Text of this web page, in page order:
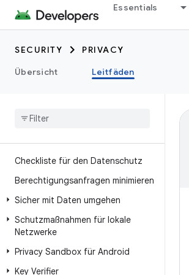
Essentials
SECURITY
PRIVACY
Übersicht
Leitfäden
Checkliste für den Datenschutz
Berechtigungsanfragen minimieren
Sicher mit Daten umgehen
Schutzmaßnahmen für lokale
Netzwerke
Privacy Sandbox für Android
Key Verifier